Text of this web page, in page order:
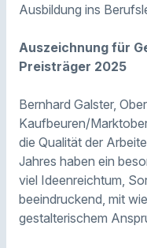
Ausbildung ins
Auszeichnung für
Preisträger 2025
Bernhard Galster,
Kaufbeuren/
die Qualität der
Jahres haben ein
viel Ideenreichtum,
beeindruckend, mit
gestalterischem